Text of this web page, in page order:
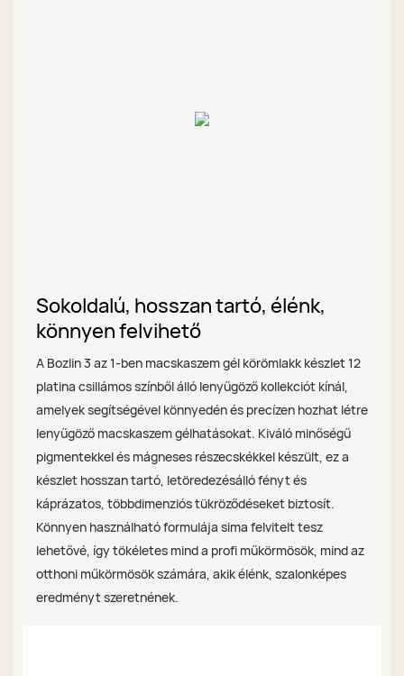
Sokoldalú, hosszan tartó, élénk,
könnyen felvihető
A Bozlin 3 az 1-ben macskaszem gél körömlakk készlet 12
platina csillámos színből álló lenyűgöző kollekciót kínál,
amelyek segítségével könnyedén és precízen hozhat létre
lenyűgöző macskaszem gélhatásokat. Kiváló minőségű
pigmentekkel és mágneses részecskékkel készült, ez a
készlet hosszan tartó, letöredezésálló fényt és
káprázatos, többdimenziós tükröződéseket biztosít.
Könnyen használható formulája sima felvitelt tesz
lehetővé, így tökéletes mind a profi műkörmösök, mind az
otthoni műkörmösök számára, akik élénk, szalonképes
eredményt szeretnének.